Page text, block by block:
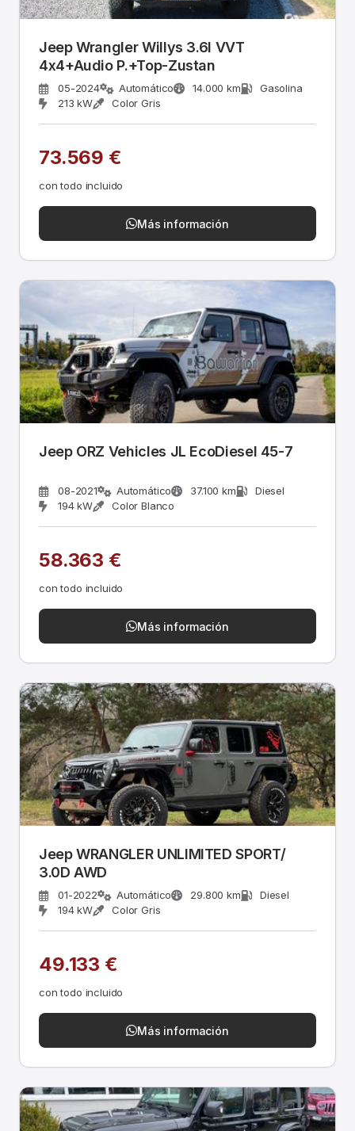
Jeep Wrangler Willys 3.6l VVT
4x4+Audio P.+Top-Zustan
05-2024 Automático 14.000 km
Gasolina
213 kW
Color Gris
73.569 €
con todo incluido
Más información
Jeep ORZ Vehicles JL EcoDiesel 45-7
08-2021 Automático 37.100 km
Diesel
194 kW
Color Blanco
58.363 €
con todo incluido
Más información
Jeep WRANGLER UNLIMITED SPORT/
3.0D AWD
01-2022 Automático 29.800 km
Diesel
194 kW
Color Gris
49.133 €
con todo incluido
Más información